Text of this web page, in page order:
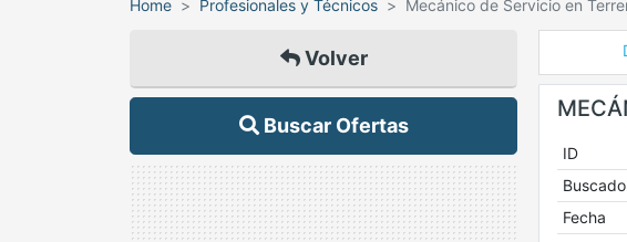
Home Profesionales y Técnicos Mecánico de Servicio en
Volver
Buscar Ofertas
ID
Buscado
Fecha